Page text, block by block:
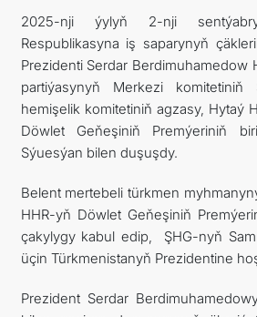
ARAGATNAŞYK
2025-nji ýylyň 2-nji
Respublikasyna iş saparynyň
Prezidenti Serdar Berdimuhamedow
partiýasynyň Merkezi komitetiniň
hemişelik komitetiniň agzasy, Hytaý
Döwlet Geňeşiniň Premýeriniň
Sýuesýan bilen duşuşdy.
Belent mertebeli türkmen
HHR-yň Döwlet Geňeşiniň
çakylygy kabul edip, ŞHG-nyň
üçin Türkmenistanyň Prezidentine
Prezident Serdar